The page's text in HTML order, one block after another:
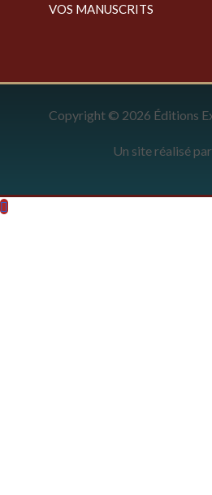
VOS MANUSCRITS
Copyright © 2026 Éditions
Un site réalisé par